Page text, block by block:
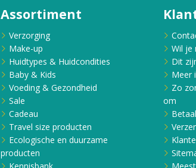
Assortiment
Verzorging
Make-up
Huidtypes & Huidcondities
Baby & Kids
Voeding & Gezondheid
Sale
Cadeau
Travel size producten
Ecologische en duurzame
producten
Wil je
Dit
Meer
Zo
om